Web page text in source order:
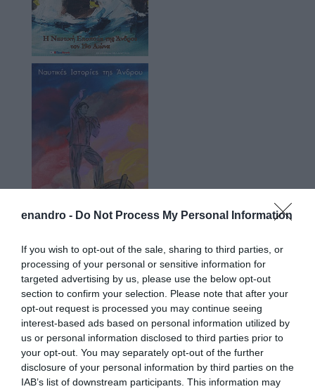
enandro - Do Not Process My Personal Information
If you wish to opt-out of the sale, sharing to third parties, or
processing of your personal or sensitive information for
targeted advertising by us, please use the below opt-out
section to confirm your selection. Please note that after your
opt-out request is processed you may continue seeing
interest-based ads based on personal information utilized by
us or personal information disclosed to third parties prior to
your opt-out. You may separately opt-out of the further
disclosure of your personal information by third parties on the
IAB’s list of downstream participants. This information may
Προτεινόμενα άρθρα
ΣΥΓΚΛΟΝΙΣΤΙΚΟΣ ΑΠΟΧΑΙΡΕΤΙΣΜΟΣ ΣΤΗ
ΡΑΦΗΝΑ ΣΤΟ «ΤΕΛΕΥΤΑΙΟ ΜΠΑΡΚΟ» ΤΟΥ